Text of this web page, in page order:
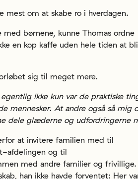
mest om at skabe ro i hverdagen.
børnene, kunne Thomas ordne
en kop kaffe uden hele tiden at
sig til meget mere.
ikke kun var de praktiske
mennesker. At andre også så mig
dele glæderne og udfordringerne
at invitere familien med til
afdelingen og til
med andre familier og
han ikke havde forventet: Her